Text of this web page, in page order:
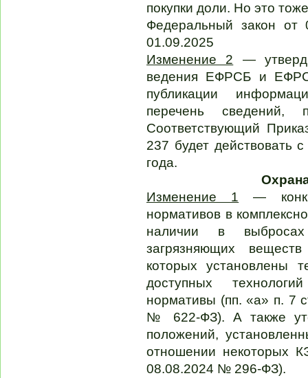
покупки доли. Но это
Федеральный закон
01.09.2025
Изменение 2 —
ведения ЕФРСБ и
публикации
перечень
Соответствующий
237 будет действовать
года.
Изменение 1 —
нормативов в
наличии в
загрязняющих
которых установлены
доступных
нормативы (пп. «а» п. 7
№ 622-ФЗ). А также
положений,
отношении некоторых
08.08.2024 № 296-ФЗ).